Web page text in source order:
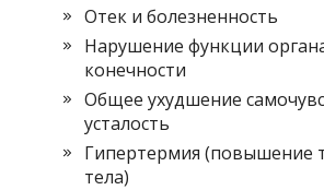
Отек и болезненность
Нарушение функции
конечности
Общее ухудшение
усталость
Гипертермия (повышение
тела)